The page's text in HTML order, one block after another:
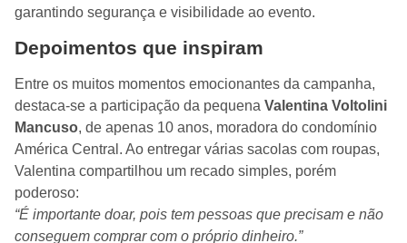
garantindo segurança e visibilidade ao evento.
Depoimentos que inspiram
Entre os muitos momentos emocionantes da campanha,
destaca-se a participação da pequena Valentina Voltolini
Mancuso, de apenas 10 anos, moradora do condomínio
América Central. Ao entregar várias sacolas com roupas,
Valentina compartilhou um recado simples, porém
poderoso:
“É importante doar, pois tem pessoas que precisam e não
conseguem comprar com o próprio dinheiro.”